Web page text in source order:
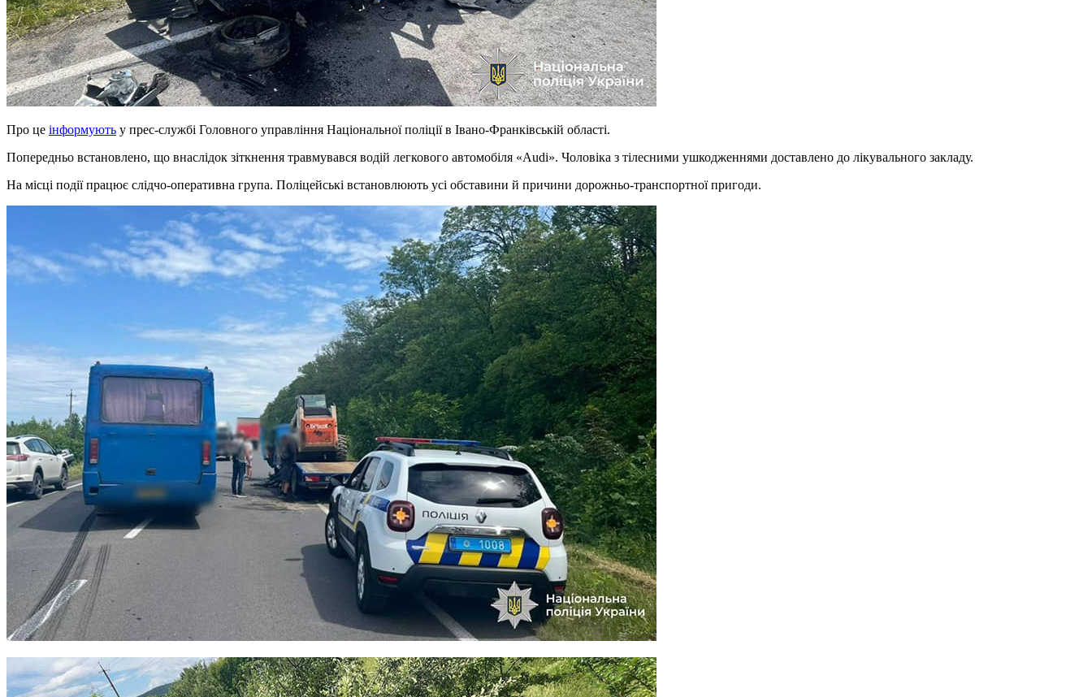
Про це інформують у прес-службі Головного управління Національної поліції в Івано-Франківській області.
Попередньо встановлено, що внаслідок зіткнення травмувався водій легкового автомобіля «Audi». Чоловіка з тілесними ушкодженнями доставлено до лікувального закладу.
На місці події працює слідчо-оперативна група. Поліцейські встановлюють усі обставини й причини дорожньо-транспортної пригоди.